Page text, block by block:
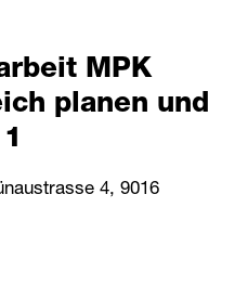
MPK
planen und
4, 9016